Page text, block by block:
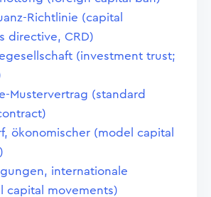
Richtlinie (capital
directive, CRD)
(investment trust;
Mustervertrag (standard
ökonomischer (model capital
internationale
capital movements)